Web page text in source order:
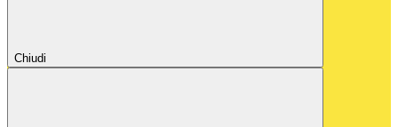
Chiudi